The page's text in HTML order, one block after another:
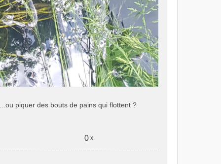
piquer des bouts de pains qui flottent ?
0 x